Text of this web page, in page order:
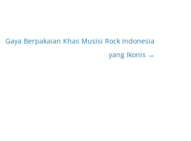
Gaya Berpakaian Khas Musisi Rock Indonesia
yang Ikonis →